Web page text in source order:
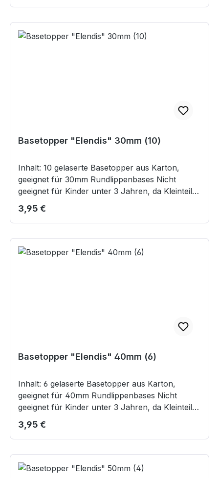
Basetopper "Elendis" 30mm (10)
Inhalt: 10 gelaserte Basetopper aus Karton,
geeignet für 30mm Rundlippenbases Nicht
geeignet für Kinder unter 3 Jahren, da Kleinteile
verschluckt werden können.
Regulärer Preis:
3,95 €
Basetopper "Elendis" 40mm (6)
Inhalt: 6 gelaserte Basetopper aus Karton,
geeignet für 40mm Rundlippenbases Nicht
geeignet für Kinder unter 3 Jahren, da Kleinteile
verschluckt werden können.
Regulärer Preis:
3,95 €